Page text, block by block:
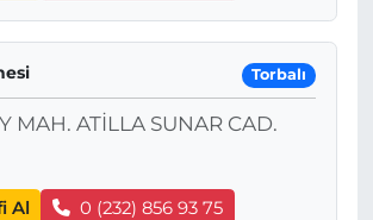
Torbalı
MAH. ATİLLA SUNAR CAD.
Al 0 (232) 856 93 75